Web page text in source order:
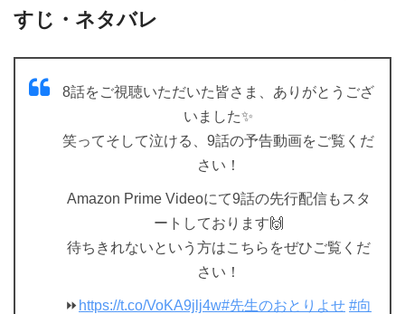
すじ・ネタバレ
8話をご視聴いただいた皆さま、ありがとうござ
いました✨
笑ってそして泣ける、9話の予告動画をご覧くだ
さい！
Amazon Prime Videoにて9話の先行配信もスタ
ートしております🙌
待ちきれないという方はこちらをぜひご覧くだ
さい！
⏩ https://t.co/VoKA9jlj4w#先生のおとりよせ #向